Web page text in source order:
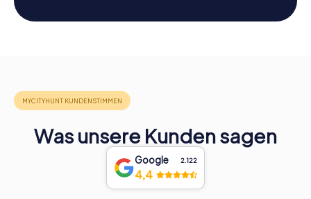
Was unsere Kunden sagen
Google 2.122
4,4